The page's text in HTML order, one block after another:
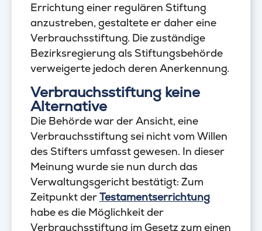
Errichtung einer regulären Stiftung
anzustreben, gestaltete er daher eine
Verbrauchsstiftung. Die zuständige
Bezirksregierung als Stiftungsbehörde
verweigerte jedoch deren Anerkennung.
Verbrauchsstiftung keine
Alternative
Die Behörde war der Ansicht, eine
Verbrauchsstiftung sei nicht vom Willen
des Stifters umfasst gewesen. In dieser
Meinung wurde sie nun durch das
Verwaltungsgericht bestätigt: Zum
Zeitpunkt derTestamentserrichtung
habe es die Möglichkeit der
Verbrauchsstiftung im Gesetz zum einen